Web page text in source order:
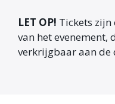
LET OP! Tickets
van het evenement,
verkrijgbaar aan de